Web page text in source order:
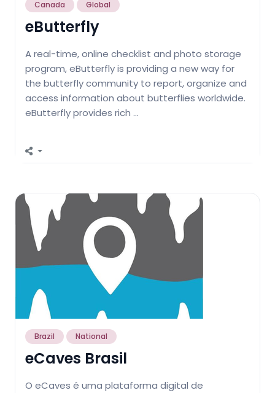
Canada Global
eButterfly
A real-time, online checklist and photo storage
program, eButterfly is providing a new way for
the butterfly community to report, organize and
access information about butterflies worldwide.
eButterfly provides rich …
Brazil National
eCaves Brasil
O eCaves é uma plataforma digital de